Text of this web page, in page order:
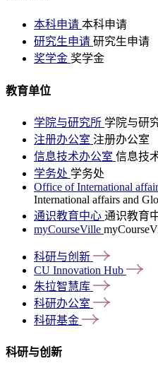
本科申请 本科申请
研究生申请 研究生申请
奖学金 奖学金
教育单位
学院与研究所 学院与研
注册办公室 注册办公室
信息技术办公室 信息技
学务处 学务处
Office of International
International affairs and
通识教育中心 通识教育
myCourseVille
科研与创新
CU Innovation Hub
朱拉智慧库
科研办公室
科研基金
科研与创新